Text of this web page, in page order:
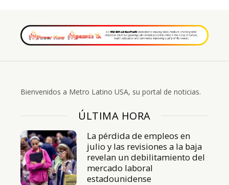
Bienvenidos a Metro Latino USA, su portal de noticias.
ÚLTIMA HORA
La pérdida de empleos en
julio y las revisiones a la baja
revelan un debilitamiento del
mercado laboral
estadounidense